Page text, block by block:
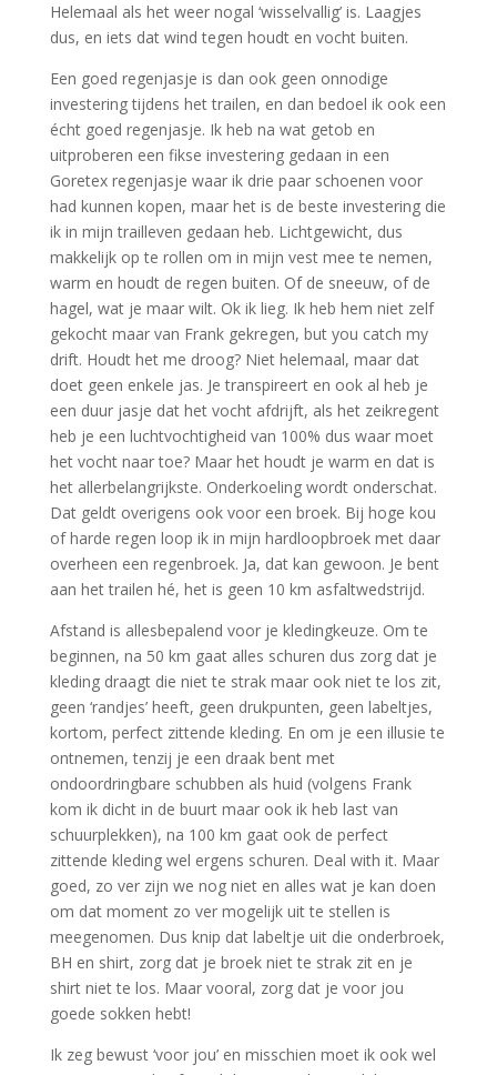
Helemaal als het weer nogal ‘wisselvallig’ is. Laagjes
dus, en iets dat wind tegen houdt en vocht buiten.
Een goed regenjasje is dan ook geen onnodige
investering tijdens het trailen, en dan bedoel ik ook een
écht goed regenjasje. Ik heb na wat getob en
uitproberen een fikse investering gedaan in een
Goretex regenjasje waar ik drie paar schoenen voor
had kunnen kopen, maar het is de beste investering die
ik in mijn trailleven gedaan heb. Lichtgewicht, dus
makkelijk op te rollen om in mijn vest mee te nemen,
warm en houdt de regen buiten. Of de sneeuw, of de
hagel, wat je maar wilt. Ok ik lieg. Ik heb hem niet zelf
gekocht maar van Frank gekregen, but you catch my
drift. Houdt het me droog? Niet helemaal, maar dat
doet geen enkele jas. Je transpireert en ook al heb je
een duur jasje dat het vocht afdrijft, als het zeikregent
heb je een luchtvochtigheid van 100% dus waar moet
het vocht naar toe? Maar het houdt je warm en dat is
het allerbelangrijkste. Onderkoeling wordt onderschat.
Dat geldt overigens ook voor een broek. Bij hoge kou
of harde regen loop ik in mijn hardloopbroek met daar
overheen een regenbroek. Ja, dat kan gewoon. Je bent
aan het trailen hé, het is geen 10 km asfaltwedstrijd.
Afstand is allesbepalend voor je kledingkeuze. Om te
beginnen, na 50 km gaat alles schuren dus zorg dat je
kleding draagt die niet te strak maar ook niet te los zit,
geen ‘randjes’ heeft, geen drukpunten, geen labeltjes,
kortom, perfect zittende kleding. En om je een illusie te
ontnemen, tenzij je een draak bent met
ondoordringbare schubben als huid (volgens Frank
kom ik dicht in de buurt maar ook ik heb last van
schuurplekken), na 100 km gaat ook de perfect
zittende kleding wel ergens schuren. Deal with it. Maar
goed, zo ver zijn we nog niet en alles wat je kan doen
om dat moment zo ver mogelijk uit te stellen is
meegenomen. Dus knip dat labeltje uit die onderbroek,
BH en shirt, zorg dat je broek niet te strak zit en je
shirt niet te los. Maar vooral, zorg dat je voor jou
goede sokken hebt!
Ik zeg bewust ‘voor jou’ en misschien moet ik ook wel